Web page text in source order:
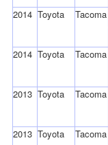
2014 Toyota Tacoma
2014 Toyota Tacoma
2013 Toyota Tacoma
2013 Toyota Tacoma